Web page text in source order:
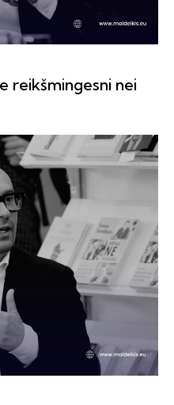
reikšmingesni nei